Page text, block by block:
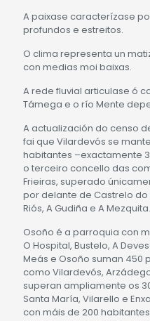
A paixase caracterízase
profundos e estreitos.
O clima representa un
con medias moi baixas.
A rede fluvial articulase ó
Támega e o río Mente
A actualización do censo
fai que Vilardevós se
habitantes –exactamente
o terceiro concello das
Frieiras, superado
por delante de Castrelo do
Riós, A Gudiña e A Mezquita.
Osoño é a parroquia con
O Hospital, Bustelo, A
Meás e Osoño suman 450
como Vilardevós,
superan ampliamente os
Santa María, Vilarello e
con máis de 200